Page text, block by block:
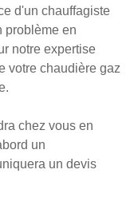
d'un chauffagiste
problème en
notre expertise
votre chaudière gaz
chez vous en
un
un devis